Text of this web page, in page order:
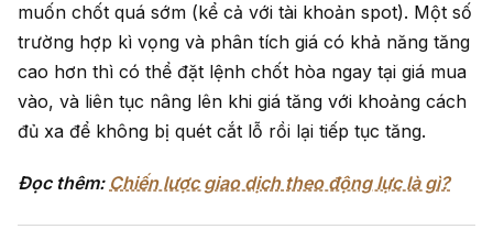
muốn chốt quá sớm (kể cả với tài khoản spot). Một số
trường hợp kì vọng và phân tích giá có khả năng tăng
cao hơn thì có thể đặt lệnh chốt hòa ngay tại giá mua
vào, và liên tục nâng lên khi giá tăng với khoảng cách
đủ xa để không bị quét cắt lỗ rồi lại tiếp tục tăng.
Đọc thêm: Chiến lược giao dịch theo động lực là gì?